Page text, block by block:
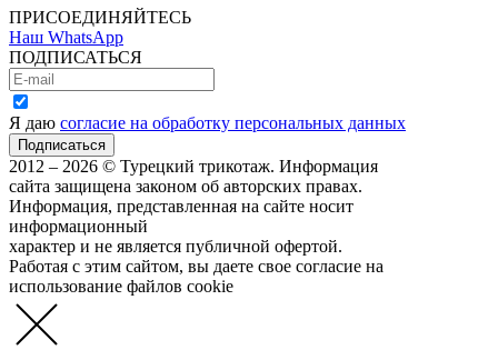
ПРИСОЕДИНЯЙТЕСЬ
Наш WhatsApp
ПОДПИСАТЬСЯ
Я даю согласие на обработку персональных данных
2012 – 2026 © Турецкий трикотаж. Информация
сайта защищена законом об авторских правах.
Информация, представленная на сайте носит
информационный
характер и не является публичной офертой.
Работая с этим сайтом, вы даете свое согласие на
использование файлов cookie